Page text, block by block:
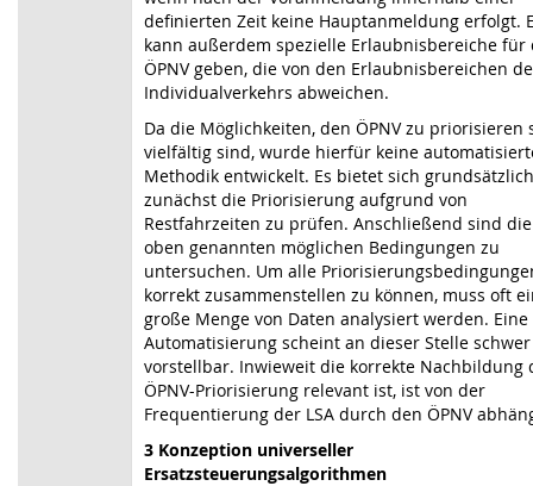
definierten Zeit keine Hauptanmeldung erfolgt.
kann außerdem spezielle Erlaubnisbereiche für
ÖPNV geben, die von den Erlaubnisbereichen
Individual­verkehrs abweichen.
Da die Möglichkeiten, den ÖPNV zu priorisieren
vielfältig sind, wurde hierfür keine
Methodik entwickelt. Es bietet sich
zunächst die Priorisierung aufgrund von
Restfahrzeiten zu prüfen. Anschließend sind die
oben genannten möglichen Bedingungen zu
untersuchen. Um alle
korrekt zusammenstellen zu können, muss oft
große Menge von Daten analysiert werden. Eine
Automatisierung scheint an dieser Stelle schwer
vorstellbar. Inwieweit die korrekte Nachbildung
ÖPNV-Priorisierung relevant ist, ist von der
Frequentierung der LSA durch den ÖPNV
3 Konzeption universeller
Ersatzsteuerungsalgorithmen